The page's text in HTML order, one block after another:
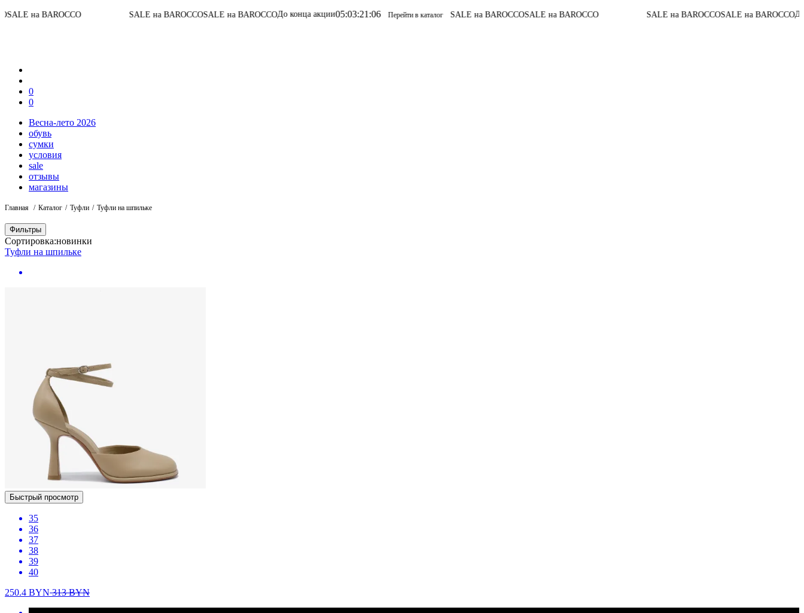
BAROCCO SALE на BAROCCOSALE на BAROCCOДо конца акции05:03:21:06 Перейти в каталог SALE на BAROCCOSALE на BAROCCO SALE на BAROCCOSALE на BAROCCOДо конца
0
0
Весна-лето 2026
обувь
сумки
условия
sale
отзывы
магазины
Главная Каталог Туфли Туфли на шпильке
Фильтры
Сортировка:новинки
Туфли на шпильке
Быстрый просмотр
35
36
37
38
39
40
250.4 BYN313BYN